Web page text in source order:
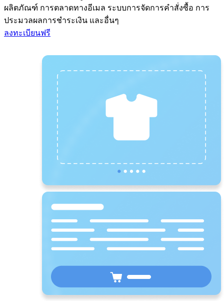
ผลิตภัณฑ์ การตลาดทางอีเมล ระบบการจัดการคำสั่งซื้อ การ
ประมวลผลการชำระเงิน และอื่นๆ
ลงทะเบียนฟรี